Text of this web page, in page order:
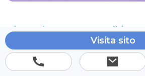
Via Madre Laura 28 Sulbiate
Visita sito